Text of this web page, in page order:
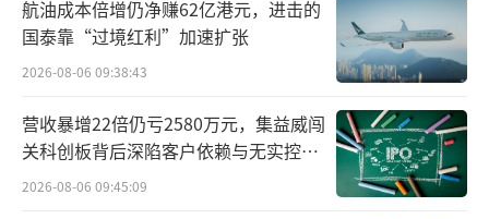
股东行列。
若以第十大股东易方达沪深300ETF发起式
持有的471.01万股计算，此番金汇荣盛三号、
瑞丰汇邦三号至少减持了约321.24万股、204.0
9万股，甚至不排除有清仓的可能。
航油成本倍增仍净赚62亿港元，进击的
国泰靠“过境红利”加速扩张
2026-08-06 09:38:43
营收暴增22倍仍亏2580万元，集益威闯
关科创板背后深陷客户依赖与无实控人
困局
2026-08-06 09:45:09